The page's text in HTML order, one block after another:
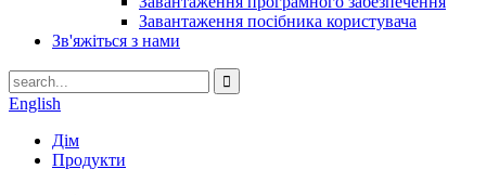
Завантаження посібника користувача
Зв'яжіться з нами
English
Дім
Продукти